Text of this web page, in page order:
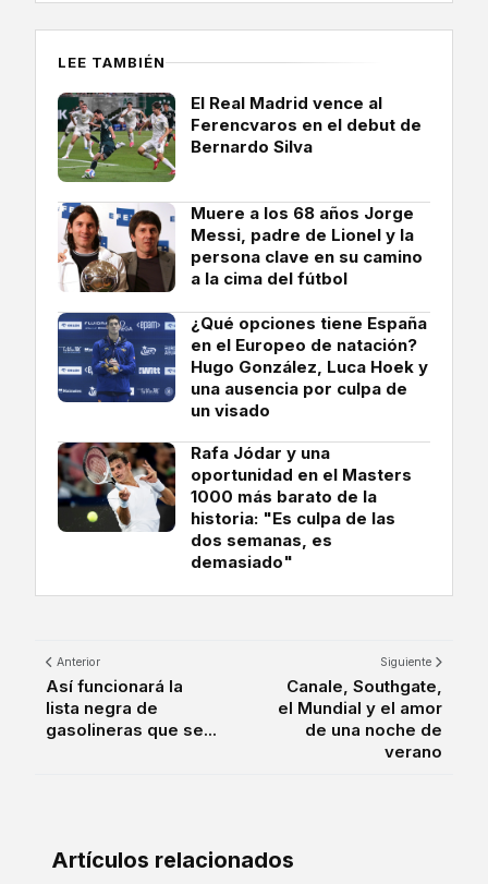
LEE TAMBIÉN
El Real Madrid vence al
Ferencvaros en el debut de
Bernardo Silva
Muere a los 68 años Jorge
Messi, padre de Lionel y la
persona clave en su camino
a la cima del fútbol
¿Qué opciones tiene España
en el Europeo de natación?
Hugo González, Luca Hoek y
una ausencia por culpa de
un visado
Rafa Jódar y una
oportunidad en el Masters
1000 más barato de la
historia: "Es culpa de las
dos semanas, es
demasiado"
Anterior
Así funcionará la
lista negra de
gasolineras que se...
Siguiente
Canale, Southgate,
el Mundial y el amor
de una noche de
verano
Artículos relacionados